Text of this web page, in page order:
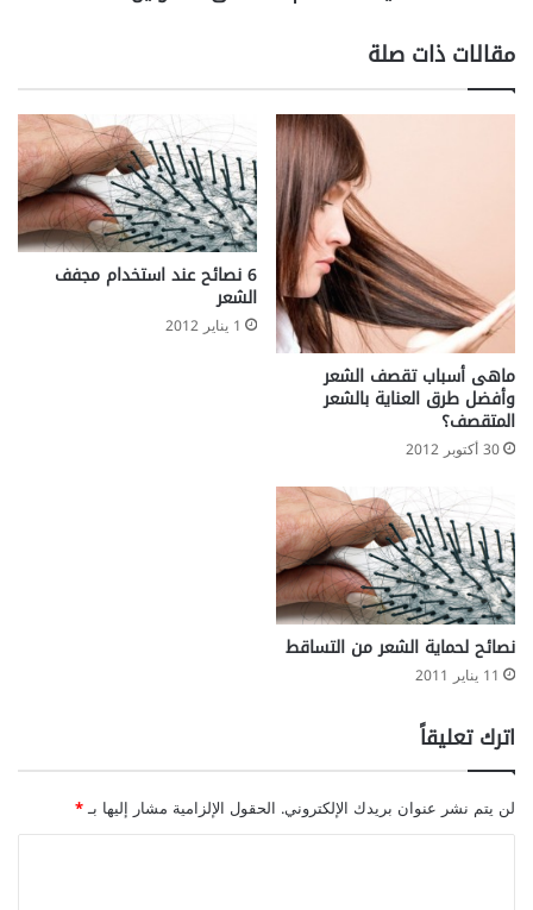
ن
ش
ق
ل
ي
مقالات ذات صلة
ماهى أسباب تقصف الشعر
وأفضل طرق العناية بالشعر
المتقصف؟
30 أكتوبر 2012
6 نصائح عند استخدام مجفف
الشعر
1 يناير 2012
نصائح لحماية الشعر من التساقط
11 يناير 2011
اترك تعليقاً
لن يتم نشر عنوان بريدك الإلكتروني. الحقول الإلزامية مشار إليها بـ*